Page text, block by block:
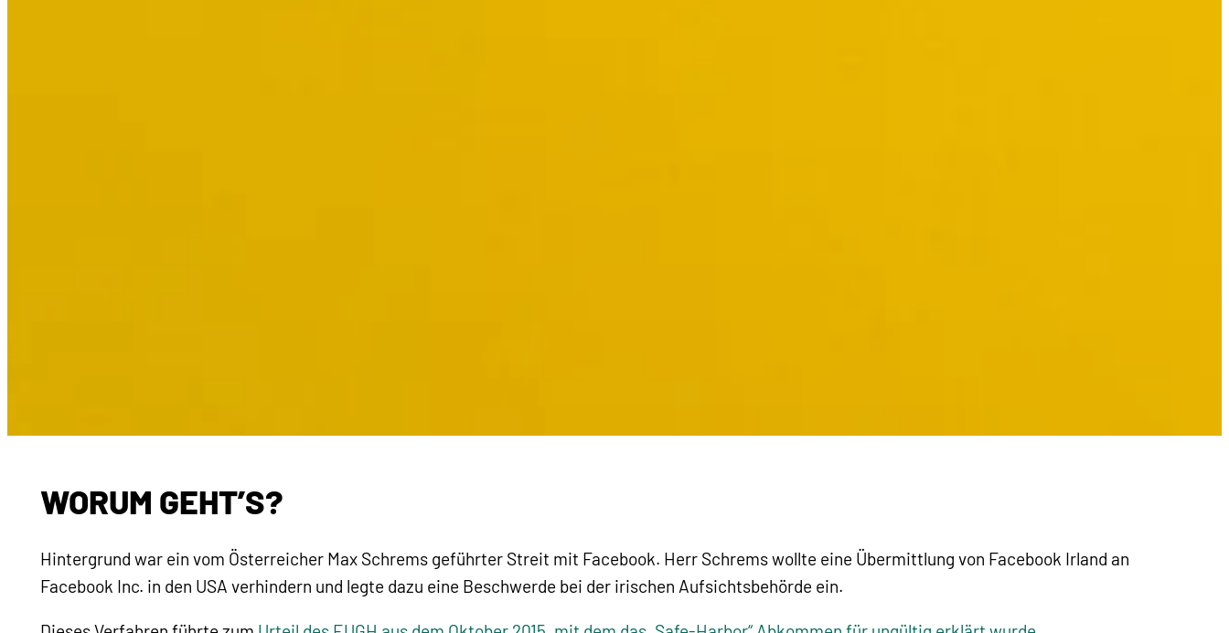
WORUM GEHT’S?
Hintergrund war ein vom Österreicher Max Schrems geführter Streit mit Facebook. Herr Schrems wollte eine Übermittlung von Facebook Irland an
Facebook Inc. in den USA verhindern und legte dazu eine Beschwerde bei der irischen Aufsichtsbehörde ein.